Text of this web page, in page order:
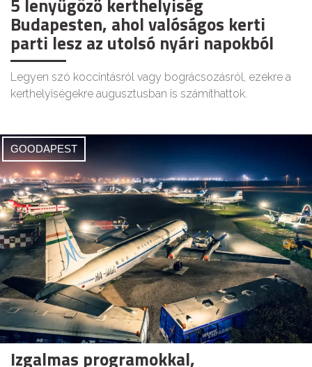
5 lenyűgöző kerthelyiség
Budapesten, ahol valóságos kerti
parti lesz az utolsó nyári napokból
Legyen szó koccintásról vagy bográcsozásról, ezekre a
kerthelyiségekre augusztusban is számíthattok.
GOODAPEST
Izgalmas programokkal,